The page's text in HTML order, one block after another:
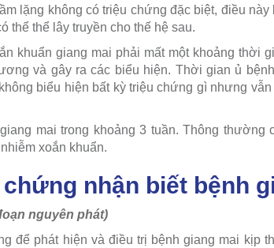
lặng không có triệu chứng đặc biệt, điều
thể thể lây truyền cho thế hệ sau.
khuẩn giang mai phải mất một khoảng thời
và gây ra các biểu hiện. Thời gian ủ
biểu hiện bất kỳ triệu chứng gì nhưng
mai trong khoảng 3 tuần. Thông thường
xoắn khuẩn.
nhận biết bệnh
nguyên phát)
để phát hiện và điều trị bệnh giang mai kịp